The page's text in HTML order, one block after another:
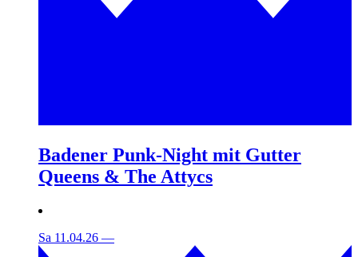
Badener Punk-Night mit Gutter
Queens & The Attycs
Sa 11.04.26 —